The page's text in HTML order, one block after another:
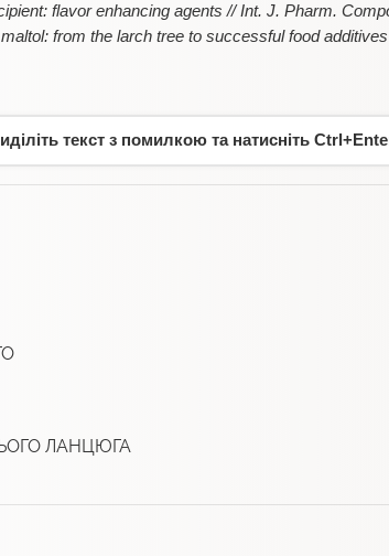
flavor enhancing agents // Int. J. Pharm.
from the larch tree to successful food
текст з помилкою та натисніть
ЛАНЦЮГА